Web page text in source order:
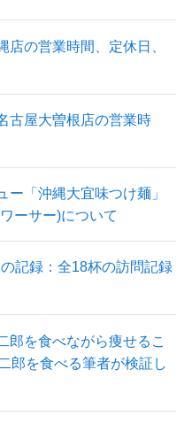
店の営業時間、定休日、
古屋大曽根店の営業時
「沖縄大宜味つけ麺」
ーサー)について
記録：全18杯の訪問記録
郎を食べながら痩せるこ
郎を食べる筆者が検証し